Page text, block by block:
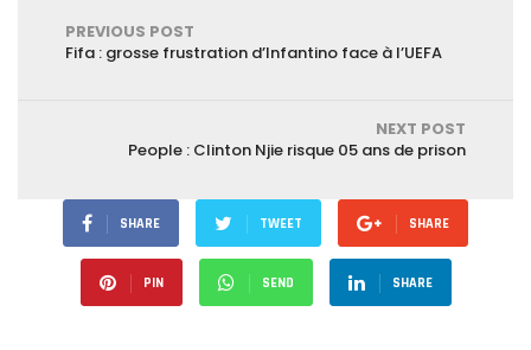
PREVIOUS POST
Fifa : grosse frustration d’Infantino face à l’UEFA
NEXT POST
People : Clinton Njie risque 05 ans de prison
SHARE TWEET SHARE
PIN SEND SHARE